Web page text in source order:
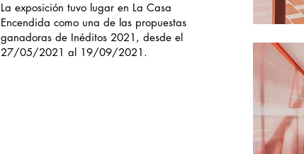
La exposición tuvo lugar en La Casa
Encendida como una de las propuestas
ganadoras de Inéditos 2021, desde el
27/05/2021 al 19/09/2021.